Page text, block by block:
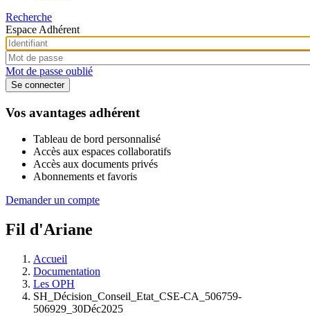
Recherche
Espace Adhérent
Mot de passe oublié
Vos avantages adhérent
Tableau de bord personnalisé
Accès aux espaces collaboratifs
Accès aux documents privés
Abonnements et favoris
Demander un compte
Fil d'Ariane
Accueil
Documentation
Les OPH
SH_Décision_Conseil_Etat_CSE-CA_506759-
506929_30Déc2025